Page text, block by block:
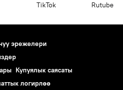
ТikТоk Rutube
эрежелери
Купуялык саясаты
логирлөө